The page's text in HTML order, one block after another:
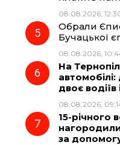
08.08.2026,
Обрали
Бучацької
08.08.2026,
На
двоє водіїв
08.08.2026,
15-річного
за